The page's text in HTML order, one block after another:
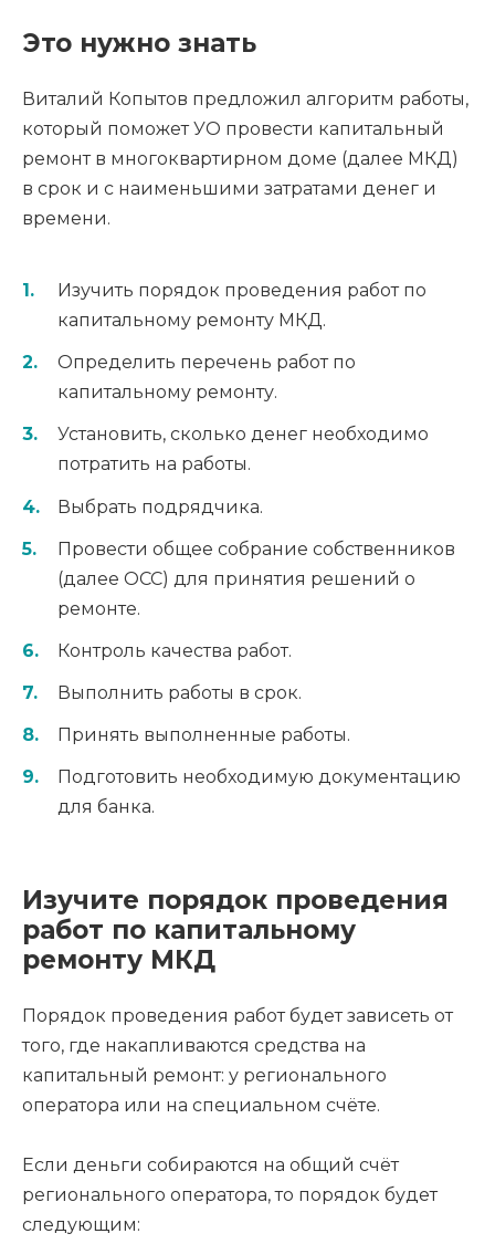
Это нужно знать
Виталий Копытов предложил алгоритм работы,
который поможет УО провести капитальный
ремонт в многоквартирном доме (далее МКД)
в срок и с наименьшими затратами денег и
времени.
Изучить порядок проведения работ по
капитальному ремонту МКД.
Определить перечень работ по
капитальному ремонту.
Установить, сколько денег необходимо
потратить на работы.
Выбрать подрядчика.
Провести общее собрание собственников
(далее ОСС) для принятия решений о
ремонте.
Контроль качества работ.
Выполнить работы в срок.
Принять выполненные работы.
Подготовить необходимую документацию
для банка.
Изучите порядок проведения
работ по капитальному
ремонту МКД
Порядок проведения работ будет зависеть от
того, где накапливаются средства на
капитальный ремонт: у регионального
оператора или на специальном счёте.
Если деньги собираются на общий счёт
регионального оператора, то порядок будет
следующим: